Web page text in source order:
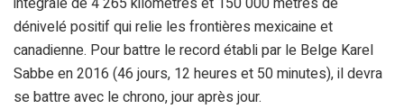
dénivelé positif qui relie les frontières mexicaine et
canadienne. Pour battre le record établi par le Belge Karel
Sabbe en 2016 (46 jours, 12 heures et 50 minutes), il devra
se battre avec le chrono, jour après jour.